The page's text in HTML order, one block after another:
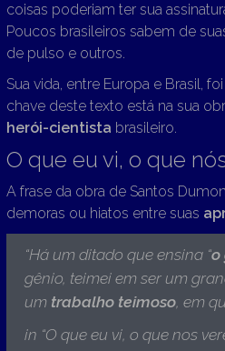
coisas poderiam ter sua
Poucos brasileiros sabem de
de pulso e outros.
Sua vida, entre Europa e Brasil,
chave deste texto está na sua
herói-cientista brasileiro.
O que eu vi, o que
A frase da obra de Santos
demoras ou hiatos entre suas
“Há um ditado que ensina “o
gênio, teimei em ser um
um trabalho teimoso, em
in “O que eu vi, o que nos